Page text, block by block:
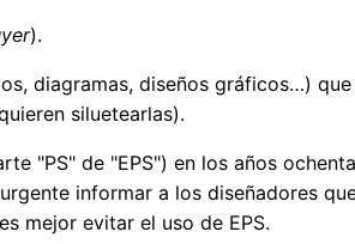
).
diagramas, diseños gráficos…)
siluetearlas).
"PS" de "EPS") en los años
informar a los diseñadores
mejor evitar el uso de EPS.